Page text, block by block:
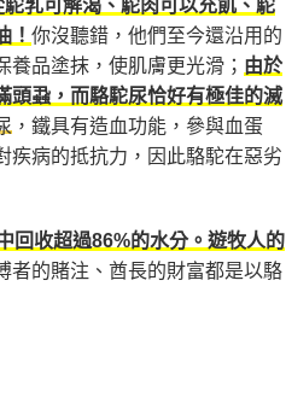
乳可解渴、駝肉可以充飢、駝
！ 你沒聽錯，他們至今還沿用的
品塗抹，使肌膚更光滑； 由於
頭蝨，而駱駝尿恰好有極佳的滅
，鐵具有造血功能，參與血蛋
疾病的抵抗力，因此駱駝在惡劣
回收超過86%的水分。遊牧人的
者的賭注、酋長的財富都是以駱